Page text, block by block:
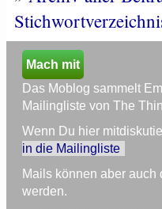
Mach mit
Das Moblog sammelt
Mailingliste von The
Wenn Du hier
in die Mailingliste
Mails können aber
werden.